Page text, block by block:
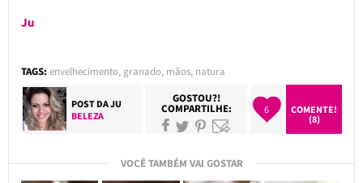
Ju
TAGS: envelhecimento, granado, mãos, natura
POST DAJU
BELEZA
GOSTOU?!
COMPARTILHE: 6
COMENTE!
(8)
VOCÊ TAMBÉM VAI GOSTAR